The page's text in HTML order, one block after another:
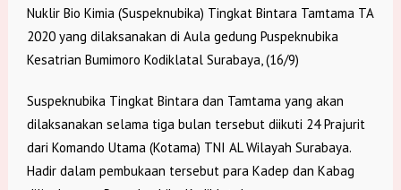
Nuklir Bio Kimia (Suspeknubika) Tingkat Bintara Tamtama TA
2020 yang dilaksanakan di Aula gedung Puspeknubika
Kesatrian Bumimoro Kodiklatal Surabaya, (16/9)
Suspeknubika Tingkat Bintara dan Tamtama yang akan
dilaksanakan selama tiga bulan tersebut diikuti 24 Prajurit
dari Komando Utama (Kotama) TNI AL Wilayah Surabaya.
Hadir dalam pembukaan tersebut para Kadep dan Kabag